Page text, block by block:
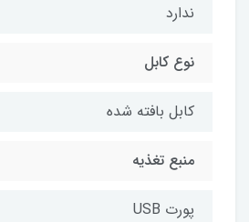
ندارد
نوع کابل
کابل بافته شده
منبع تغذيه
پورت USB